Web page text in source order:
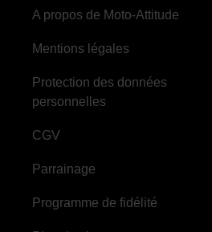
A propos de Moto-Attitude
Mentions légales
Protection des données
personnelles
CGV
Parrainage
Programme de fidélité